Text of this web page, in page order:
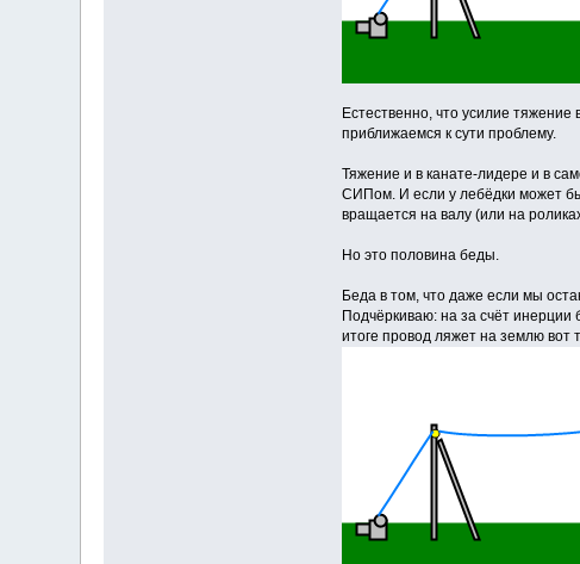
Естественно, что усилие
приближаемся к сути проблему.
Тяжение и в канате-лидере и в
СИПом. И если у лебёдки может
вращается на валу (или на
Но это половина беды.
Беда в том, что даже если мы
Подчёркиваю: на за счёт инерции
итоге провод ляжет на землю вот